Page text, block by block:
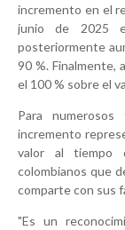
incremento en el
junio de 2025
posteriormente
90 %. Finalmente,
el 100 % sobre el
Para
incremento
valor al tiempo
colombianos que
comparte con sus
"Es un